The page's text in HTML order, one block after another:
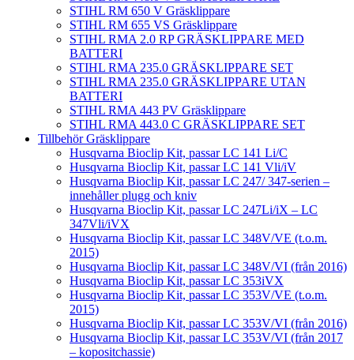
STIHL RM 650 V Gräsklippare
STIHL RM 655 VS Gräsklippare
STIHL RMA 2.0 RP GRÄSKLIPPARE MED
BATTERI
STIHL RMA 235.0 GRÄSKLIPPARE SET
STIHL RMA 235.0 GRÄSKLIPPARE UTAN
BATTERI
STIHL RMA 443 PV Gräsklippare
STIHL RMA 443.0 C GRÄSKLIPPARE SET
Tillbehör Gräsklippare
Husqvarna Bioclip Kit, passar LC 141 Li/C
Husqvarna Bioclip Kit, passar LC 141 Vli/iV
Husqvarna Bioclip Kit, passar LC 247/ 347-serien –
innehåller plugg och kniv
Husqvarna Bioclip Kit, passar LC 247Li/iX – LC
347Vli/iVX
Husqvarna Bioclip Kit, passar LC 348V/VE (t.o.m.
2015)
Husqvarna Bioclip Kit, passar LC 348V/VI (från 2016)
Husqvarna Bioclip Kit, passar LC 353iVX
Husqvarna Bioclip Kit, passar LC 353V/VE (t.o.m.
2015)
Husqvarna Bioclip Kit, passar LC 353V/VI (från 2016)
Husqvarna Bioclip Kit, passar LC 353V/VI (från 2017
– kopositchassie)